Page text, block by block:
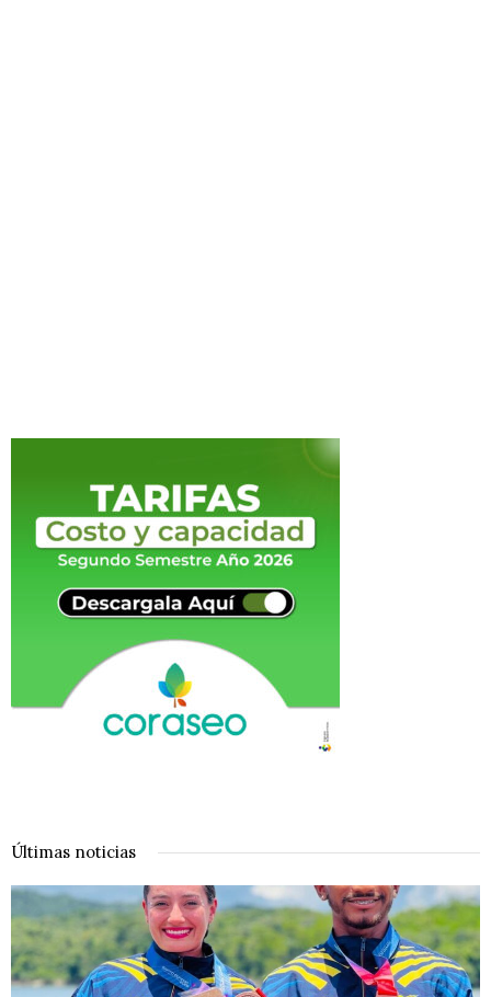
Últimas noticias